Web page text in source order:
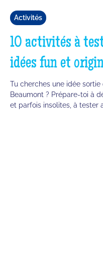
Activités
10 activités à
idées fun et
Tu cherches une idée sortie
Beaumont ? Prépare-toi à
et parfois insolites, à tester